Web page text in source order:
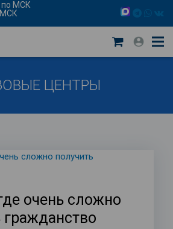
по МСК
МСК
ЦЕНТРЫ
очень сложно
гражданство